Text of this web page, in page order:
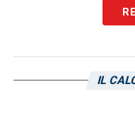
LA PLAYLIST
IL